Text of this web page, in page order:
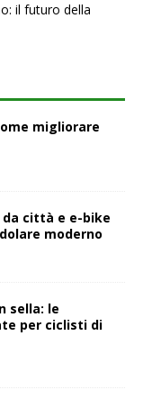
il futuro della
migliorare
da città e e-bike
moderno
sella: le
per ciclisti di